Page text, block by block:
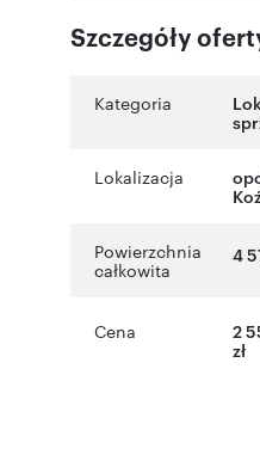
Szczegóły
Kategoria
Lokalizacja
Powierzchnia
całkowita
4
Cena
2
zł